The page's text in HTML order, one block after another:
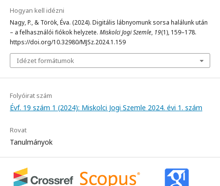
Hogyan kell idézni
Nagy, P., & Török, Éva. (2024). Digitális lábnyomunk sorsa halálunk után
– a felhasználói fiókok helyzete. Miskolci Jogi Szemle, 19(1), 159–178.
https://doi.org/10.32980/MJSz.2024.1.159
Idézet formátumok
Folyóirat szám
Évf. 19 szám 1 (2024): Miskolci Jogi Szemle 2024. évi 1. szám
Rovat
Tanulmányok